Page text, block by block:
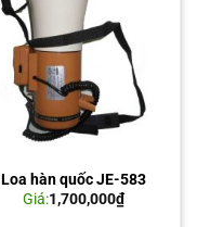
Loa hàn quốc JE-583
Giá:1,700,000₫